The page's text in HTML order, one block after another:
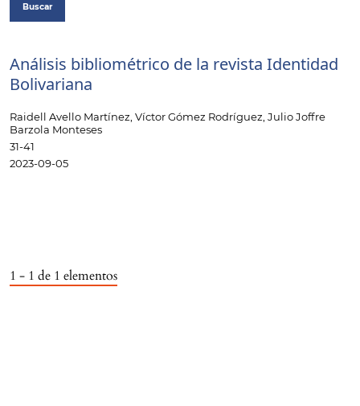
Buscar
Análisis bibliométrico de la revista Identidad
Bolivariana
Raidell Avello Martínez, Víctor Gómez Rodríguez, Julio Joffre
Barzola Monteses
31-41
2023-09-05
1 - 1 de 1 elementos